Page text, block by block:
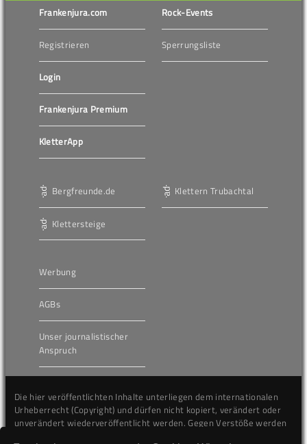
Frankenjura.com
Registrieren
Login
Frankenjura Premium
KletterApp
Rock-Events
Sperrungsliste
Bergfreunde.de
Klettersteige
Klettern Trubachtal
Werbung
AGBs
Unser journalistischer
Anspruch
Die hier veröffentlichten Inhalte unterliegen dem internationalen
Urheberrecht (Copyright) und dürfen nicht kopiert, verändert oder
unverändert wiederveröffentlicht werden. Gegen Verstöße werden